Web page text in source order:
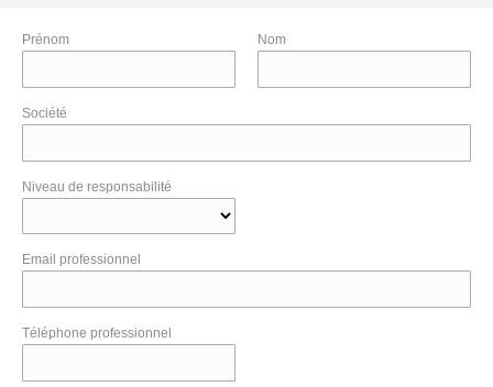
Prénom Nom
Société
Niveau de responsabilité
Email professionnel
Téléphone professionnel